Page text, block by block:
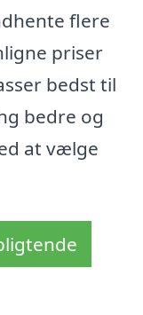
flere
priser
bedst til
bedre og
at vælge